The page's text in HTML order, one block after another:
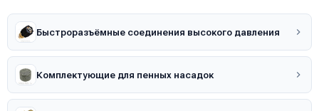
Быстроразъёмные соединения высокого давления
Комплектующие для пенных насадок